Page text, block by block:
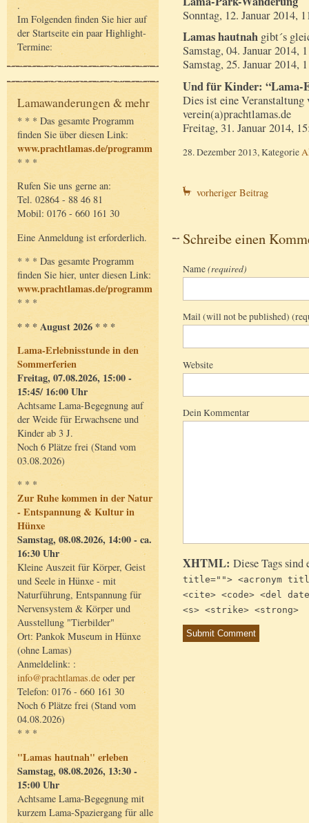
.
Im Folgenden finden Sie hier auf
der Startseite ein paar Highlight-
Termine:
Lamawanderungen & mehr
* * * Das gesamte Programm
finden Sie über diesen Link:
www.prachtlamas.de/programm
* * *
Rufen Sie uns gerne an:
Tel. 02864 - 88 46 81
Mobil: 0176 - 660 161 30
Eine Anmeldung ist erforderlich.
* * * Das gesamte Programm
finden Sie hier, unter diesen Link:
www.prachtlamas.de/programm
* * *
* * * August 2026 * * *
Lama-Erlebnisstunde in den
Sommerferien
Freitag, 07.08.2026, 15:00 -
15:45/ 16:00 Uhr
Achtsame Lama-Begegnung auf
der Weide für Erwachsene und
Kinder ab 3 J.
Noch 6 Plätze frei (Stand vom
03.08.2026)
* * *
Zur Ruhe kommen in der Natur
- Entspannung & Kultur in
Hünxe
Samstag, 08.08.2026, 14:00 - ca.
16:30 Uhr
Kleine Auszeit für Körper, Geist
und Seele in Hünxe - mit
Naturführung, Entspannung für
Nervensystem & Körper und
Ausstellung "Tierbilder"
Ort: Pankok Museum in Hünxe
(ohne Lamas)
Anmeldelink: :
info@prachtlamas.de oder per
Telefon: 0176 - 660 161 30
Noch 6 Plätze frei (Stand vom
04.08.2026)
* * *
"Lamas hautnah" erleben
Samstag, 08.08.2026, 13:30 -
15:00 Uhr
Achtsame Lama-Begegnung mit
kurzem Lama-Spaziergang für alle
Sonntag, 12. Januar 2014,
Lamas hautnah gibt´s
Samstag, 04. Januar 2014,
Samstag, 25. Januar 2014,
Und für Kinder: “Lama-
Dies ist eine
verein(a)prachtlamas.de
Freitag, 31. Januar 2014,
28. Dezember 2013, Kategorie
vorheriger Beitrag
Schreibe einen
Name(required)
Mail (will not be published)
Website
Dein Kommentar
XHTML: Diese Tags
title=""> <acronym
<cite> <code> <del
<s> <strike> <strong>